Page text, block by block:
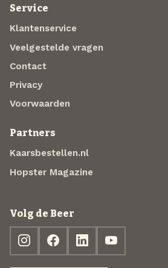
Service
Klantenservice
Veelgestelde vragen
Contact
Privacy
Voorwaarden
Partners
Kaarsbestellen.nl
Hopster Magazine
Volg de Beer